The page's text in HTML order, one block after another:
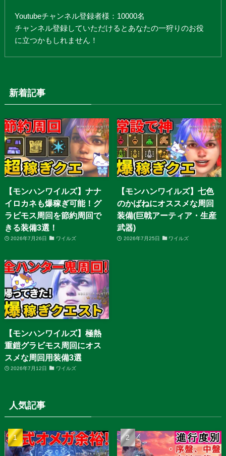
Youtubeチャンネル登録者様：10000名
チャンネル登録していただけるとあなたの一狩りのお役
に立つかもしれません！
新着記事
【モンハンワイルズ】ナナ
イロカネも爆稼ぎ可能！グ
ラビモス周回を節約周回で
きる装備3選！
2026年7月26日 ワイルズ
【モンハンワイルズ】七色
のかばねにオススメな周回
装備(巨戟アーティア・生産
武器)
2026年7月25日 ワイルズ
【モンハンワイルズ】極熱
重鎧グラビモス周回にオス
スメな周回用装備3選
2026年7月12日 ワイルズ
人気記事